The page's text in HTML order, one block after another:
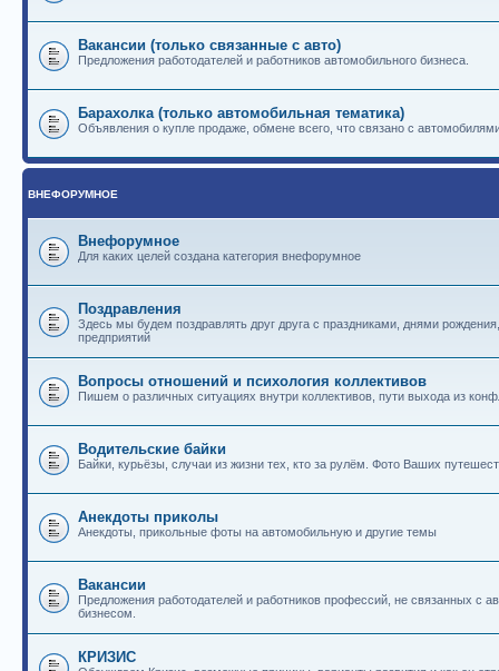
Вакансии (только связанные с авто)
Предложения работодателей и работников автомобильного бизнеса.
Барахолка (только автомобильная тематика)
Объявления о купле продаже, обмене всего, что связано с
ВНЕФОРУМНОЕ
Внефорумное
Для каких целей создана категория внефорумное
Поздравления
Здесь мы будем поздравлять друг друга с праздниками, днями
предприятий
Вопросы отношений и психология коллективов
Пишем о различных ситуациях внутри коллективов, пути выхода из
Водительские байки
Байки, курьёзы, случаи из жизни тех, кто за рулём. Фото Ваших
Анекдоты приколы
Анекдоты, прикольные фоты на автомобильную и другие темы
Вакансии
Предложения работодателей и работников профессий, не связанных с
бизнесом.
КРИЗИС